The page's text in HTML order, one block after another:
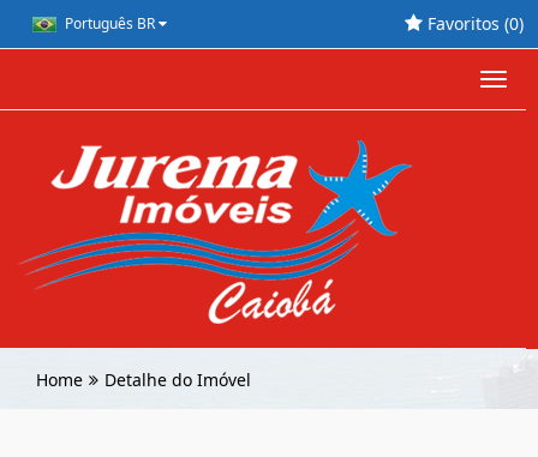
Português BR Favoritos (0)
Home Detalhe do Imóvel